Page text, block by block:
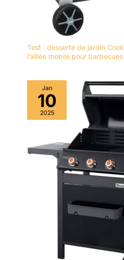
Test : desserte de jardin
l’alliée mobile pour
Jan
10
2025